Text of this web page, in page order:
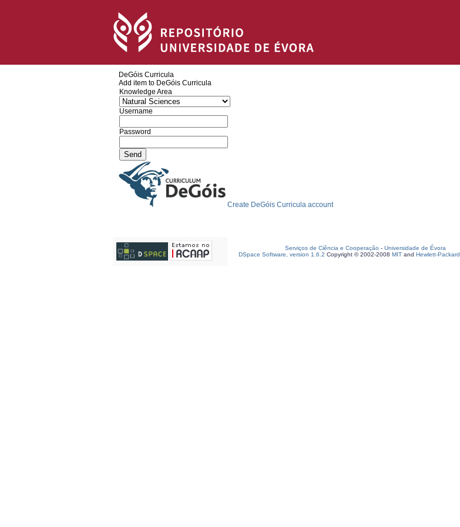
DeGóis Curricula
Add item to DeGóis Curricula
Knowledge Area
Username
Password
Create DeGóis Curricula account
Serviços de Ciência e Cooperação - Universidade de Évora
DSpace Software, version 1.6.2 Copyright © 2002-2008 MIT and Hewlett-Packard